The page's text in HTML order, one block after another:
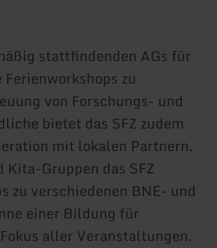
stattfindenden AGs für
zu
von Forschungs- und
bietet das SFZ zudem
mit lokalen Partnern.
Gruppen das SFZ
zu verschiedenen BNE- und
einer Bildung für
aller Veranstaltungen.